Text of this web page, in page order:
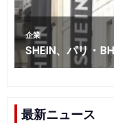
最新ニュース